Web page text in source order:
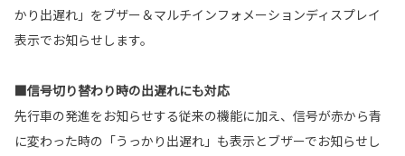
かり出遅れ」をブザー＆マルチインフォメーションディスプレイ
表示でお知らせします。
■信号切り替わり時の出遅れにも対応
先行車の発進をお知らせする従来の機能に加え、信号が赤から青
に変わった時の「うっかり出遅れ」も表示とブザーでお知らせし